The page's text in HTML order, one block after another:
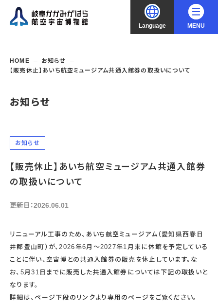
Language
中文（简化字）
中文（繁體字）
한국어
MENU
年間パスポート
フロアガイド
バリアフリー・音声ガイド
企画展
開催中・開催予定の企画展
航空エリア
屋外展示
その他の展示
シアタールーム上映
操縦シミュレーション体験
おすすめコース
イベント・講座
開催中・開催予定のイベント
教室・講座・講演
予約申し込み
これまでのイベント
博物館としての取組み
資料の収集・受贈
レンタルそらはく
空宙博ボランティア
博物館実習
団体利用
一般団体
福祉団体
子ども会・スポーツ少年団等
学校団体
学校・教育関係
学校・教育関係の方へ
遠足・社会見学
教育プログラム
オンライン学習
展示・イベントカレンダー
イベント予約申し込み
チャレンジそらはく
スタッフコラム お知らせ
お問い合わせ
HOME
お知らせ
【販売休止】あいち航空ミュージアム共通入館券の取扱いについて
お知らせ
お知らせ
【販売休止】あいち航空ミュージアム共通入館券
の取扱いについて
更新日：2026.06.01
リニューアル工事のため、あいち航空ミュージアム（愛知県西春日
井郡豊山町）が、2026年6月～2027年1月末に休館を予定している
ことに伴い、空宙博との共通入館券の販売を休止しています。な
お、5月31日までに販売した共通入館券については下記の取扱いと
なります。
詳細は、ページ下段のリンクより専用のページをご覧ください。